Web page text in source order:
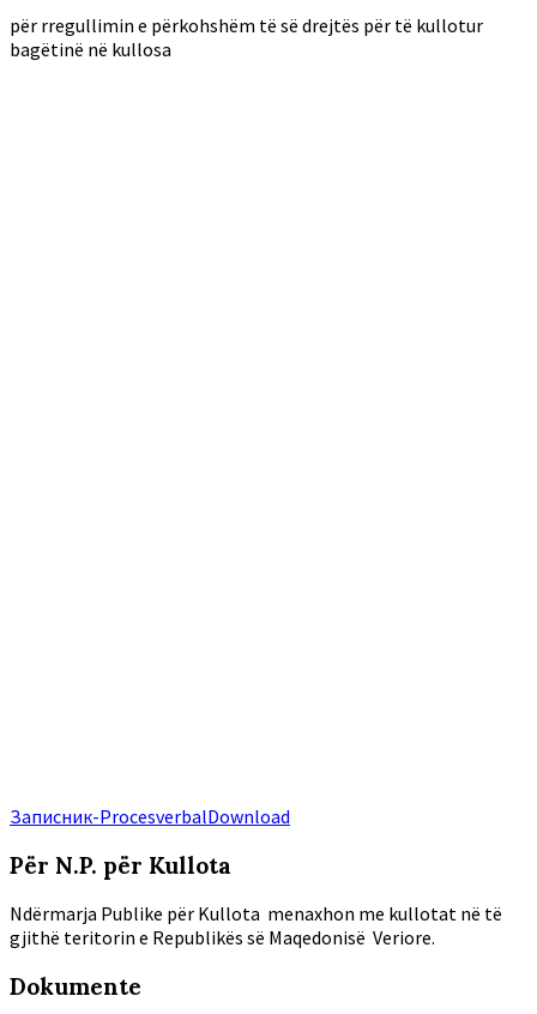
për rregullimin e përkohshëm të së drejtës për të kullotur
bagëtinë në kullosa
Записник-ProcesverbalDownload
Për N.P. për Kullota
Ndërmarja Publike për Kullota menaxhon me kullotat në të
gjithë teritorin e Republikës së Maqedonisë Veriore.
Dokumente